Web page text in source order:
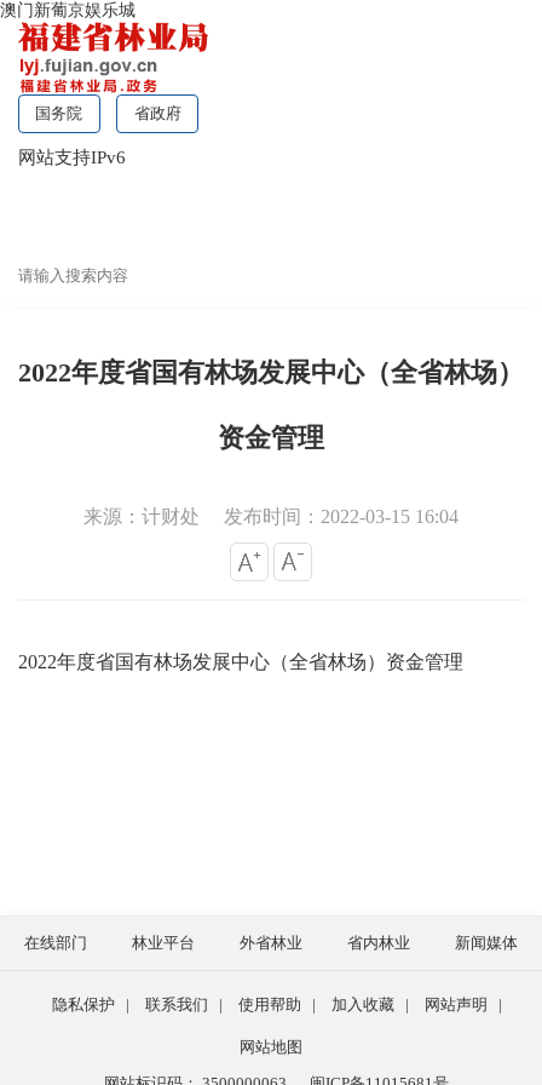
澳门新葡京娱乐城
国务院 省政府
网站支持IPv6
2022年度省国有林场发展中心（全省林场）
资金管理
来源：计财处 发布时间：2022-03-15 16:04
2022年度省国有林场发展中心（全省林场）资金管理
在线部门 林业平台 外省林业 省内林业 新闻媒体
隐私保护 | 联系我们 | 使用帮助 | 加入收藏 | 网站声明 |
网站地图